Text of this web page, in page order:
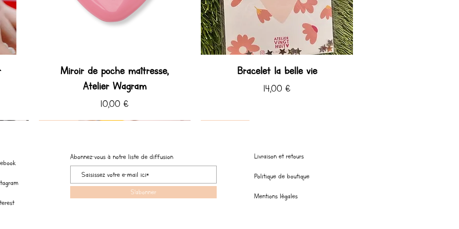
Miroir de poche maîtresse,
Atelier Wagram
Prix
10,00 €
Bracelet la belle vie
Prix
14,00 €
Abonnez-vous à notre liste de diffusion
S'abonner
Livraison et retours
Politique de boutique
Mentions légales